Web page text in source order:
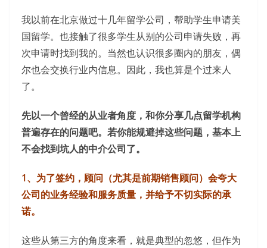
我以前在北京做过十几年留学公司，帮助学生申请美
国留学。也接触了很多学生从别的公司申请失败，再
次申请时找到我的。当然也认识很多圈内的朋友，偶
尔也会交换行业内信息。因此，我也算是个过来人
了。
先以一个曾经的从业者角度，和你分享几点留学机构
普遍存在的问题吧。若你能规避掉这些问题，基本上
不会找到坑人的中介公司了。
1、为了签约，顾问（尤其是前期销售顾问）会夸大
公司的业务经验和服务质量，并给予不切实际的承
诺。
这些从第三方的角度来看，就是典型的忽悠，但作为